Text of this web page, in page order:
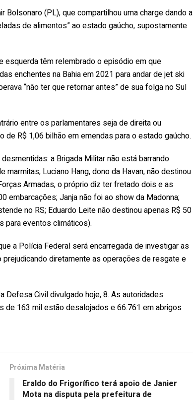
(PL), que compartilhou uma charge dando a
de alimentos” ao estado gaúcho, supostamente
têm relembrado o episódio em que
enchentes na Bahia em 2021 para andar de jet ski
“não ter que retornar antes” de sua folga no Sul
entre os parlamentares seja de direita ou
R$ 1,06 bilhão em emendas para o estado gaúcho.
a Brigada Militar não está barrando
Luciano Hang, dono da Havan, não destinou
Armadas, o próprio diz ter fretado dois e as
embarcações; Janja não foi ao show da Madonna;
no RS; Eduardo Leite não destinou apenas R$ 50
para eventos climáticos).
a Polícia Federal será encarregada de investigar as
diretamente as operações de resgate e
Defesa Civil divulgado hoje, 8. As autoridades
163 mil estão desalojados e 66.761 em abrigos
Próxima Matéria
Eraldo do Frigorífico terá apoio de Janier
Mota na disputa pela prefeitura de